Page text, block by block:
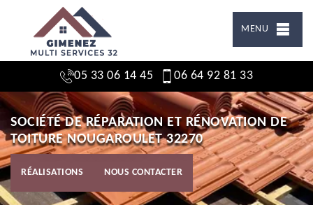
MENU
05 33 06 14 45 06 64 92 81 33
SOCIÉTÉ DE RÉPARATION ET RÉNOVATION DE
TOITURE NOUGAROULET 32270
RÉALISATIONS NOUS CONTACTER